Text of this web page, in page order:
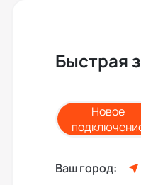
Быстрая
Новое
Ваш город: